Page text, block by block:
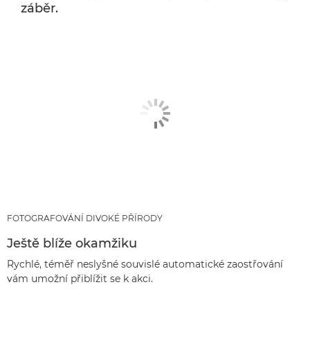
záběr.
FOTOGRAFOVÁNÍ DIVOKÉ PŘÍRODY
Ještě blíže okamžiku
Rychlé, téměř neslyšné souvislé automatické zaostřování
vám umožní přiblížit se k akci.